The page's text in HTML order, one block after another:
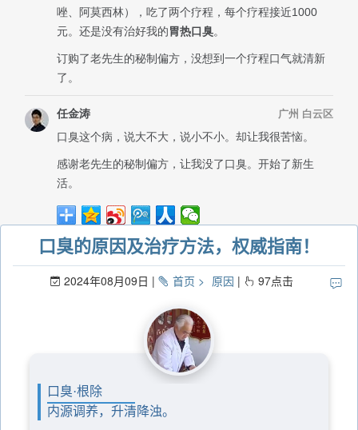
口臭的原因及治疗方法，权威指南！
2024年08月09日 首页 原因 97点击
口臭·根除
内源调养，升清降浊。